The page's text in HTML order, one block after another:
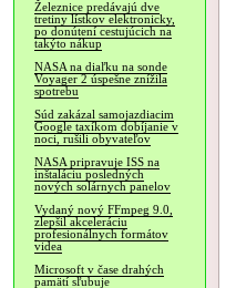
Železnice predávajú dve
tretiny lístkov elektronicky,
po donútení cestujúcich na
takýto nákup
NASA na diaľku na sonde
Voyager 2 úspešne znížila
spotrebu
Súd zakázal samojazdiacim
Google taxíkom dobíjanie v
noci, rušili obyvateľov
NASA pripravuje ISS na
inštaláciu posledných
nových solárnych panelov
Vydaný nový FFmpeg 9.0,
zlepšil akceleráciu
profesionálnych formátov
videa
Microsoft v čase drahých
pamätí sľubuje